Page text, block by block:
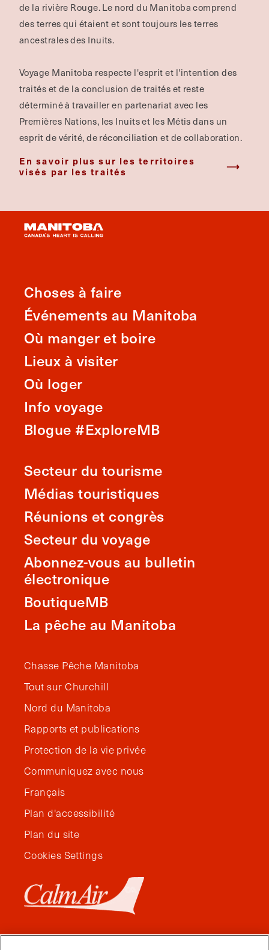
de la rivière Rouge.Le nord du Manitoba comprend
des terres qui étaient et sont toujours les terres
ancestrales des Inuits.
Voyage Manitoba respecte l'esprit et l'intention des
traités et de la conclusion de traités et reste
déterminé à travailler en partenariat avec les
Premières Nations, les Inuits et les Métis dans un
esprit de vérité, de réconciliation et de collaboration.
En savoir plus sur les territoires
visés par les traités
Choses à faire
Événements au Manitoba
Où manger et boire
Lieux à visiter
Où loger
Info voyage
Blogue #ExploreMB
Secteur du tourisme
Médias touristiques
Réunions et congrès
Secteur du voyage
Abonnez-vous au bulletin
électronique
BoutiqueMB
La pêche au Manitoba
Chasse Pêche Manitoba
Tout sur Churchill
Nord du Manitoba
Rapports et publications
Protection de la vie privée
Communiquez avec nous
Français
Plan d'accessibilité
Plan du site
Cookies Settings